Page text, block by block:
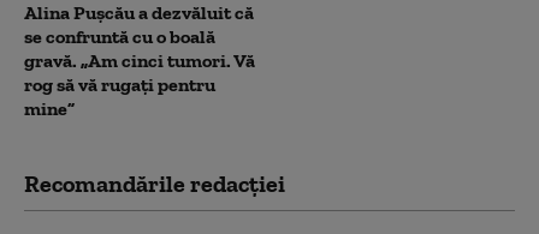
Alina Pușcău a dezvăluit că
se confruntă cu o boală
gravă. „Am cinci tumori. Vă
rog să vă rugați pentru
mine”
Recomandările redacţiei